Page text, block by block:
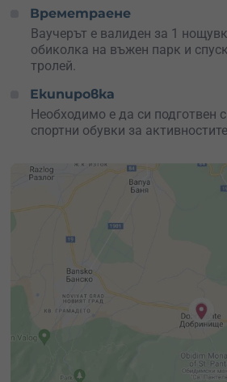
Времетраене
Ваучерът е валиден за 1
обиколка на въжен парк и
тролей.
Екипировка
Необходимо е да си подготвен
спортни обувки за